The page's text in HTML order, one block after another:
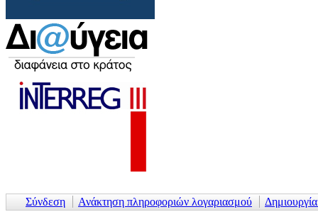
Σύνδεση Ανάκτηση πληροφοριών λογαριασμού